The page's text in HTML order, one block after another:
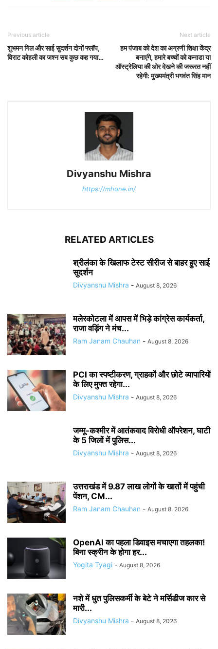
Previous article
शुभमन गिल और साई सुदर्शन दोनों फ्लॉप,
विराट कोहली का जश्न सब कुछ कह गया…
Next article
हम पंजाब को देश का अग्रणी शिक्षा केंद्र
बनाएंगे, हमारे बच्चों को कनाडा या
ऑस्ट्रेलिया की ओर देखने की जरूरत नहीं
रहेगी: मुख्यमंत्री भगवंत सिंह मान
Divyanshu Mishra
https://mhone.in/
RELATED ARTICLES
श्रीलंका के खिलाफ टेस्ट सीरीज से बाहर हुए साई
सुदर्शन
Divyanshu Mishra - August 8, 2026
मलेरकोटला में आपस में भिड़े कांग्रेस कार्यकर्ता,
राजा वड़िंग ने मंच...
Ram Janam Chauhan - August 8, 2026
PCI का स्पष्टीकरण, ग्राहकों और छोटे व्यापारियों
के लिए मुफ्त रहेगा...
Divyanshu Mishra - August 8, 2026
जम्मू-कश्मीर में आतंकवाद विरोधी ऑपरेशन, घाटी
के 5 जिलों में पुलिस...
Divyanshu Mishra - August 8, 2026
उत्तराखंड में 9.87 लाख लोगों के खातों में पहुंची
पेंशन, CM...
Ram Janam Chauhan - August 8, 2026
OpenAI का पहला डिवाइस मचाएगा तहलका!
बिना स्क्रीन के होगा हर...
Yogita Tyagi - August 8, 2026
नशे में धुत पुलिसकर्मी के बेटे ने मर्सिडीज कार से
मारी...
Divyanshu Mishra - August 8, 2026